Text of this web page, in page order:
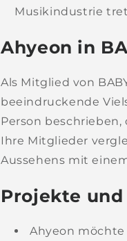
Musikindustrie
Ahyeon in
Als Mitglied von
beeindruckende
Person
Ihre Mitglieder
Aussehens mit
Projekte
Ahyeon